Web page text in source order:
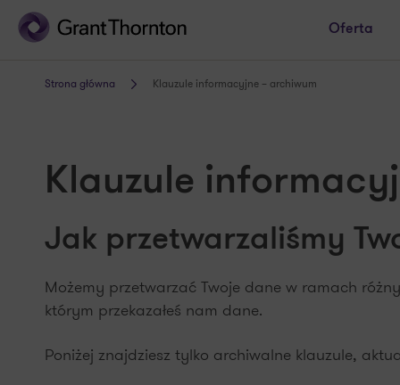
Oferta
Strona główna Klauzule informacyjne – archiwum
Klauzule
Jak przetwarzaliśmy
Możemy przetwarzać Twoje dane w ramach
którym przekazałeś nam dane.
Poniżej znajdziesz tylko archiwalne klauzule,